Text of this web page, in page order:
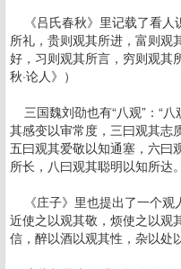
《吕氏春秋》里记载了看人
所礼，贵则观其所进，富则观
好，习则观其所言，穷则观其
秋·论人》）
三国魏刘劭也有“八观”：“
其感变以审常度，三曰观其志
五曰观其爱敬以知通塞，六曰
所长，八曰观其聪明以知所达
《庄子》里也提出了一个观
近使之以观其敬，烦使之以观
信，醉以酒以观其性，杂以处